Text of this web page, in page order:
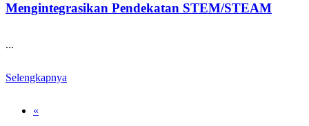
Mengintegrasikan Pendekatan STEM/STEAM
...
Selengkapnya
«